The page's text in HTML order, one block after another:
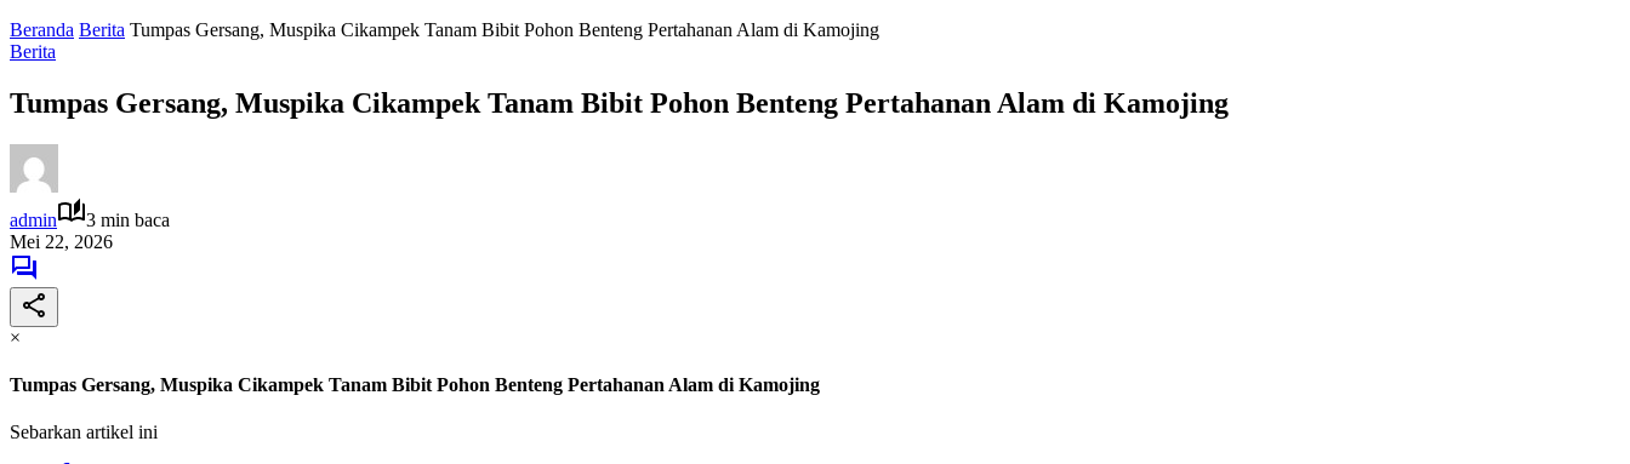
Beranda Berita Tumpas Gersang, Muspika Cikampek Tanam Bibit Pohon Benteng Pertahanan Alam di Kamojing
Berita
Tumpas Gersang, Muspika Cikampek Tanam Bibit Pohon Benteng Pertahanan Alam di Kamojing
admin
3 min baca
Mei 22, 2026
×
Tumpas Gersang, Muspika Cikampek Tanam Bibit Pohon Benteng Pertahanan Alam di Kamojing
Sebarkan artikel ini